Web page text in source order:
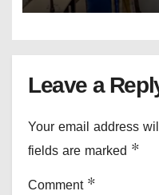
Leave a
Your email address
fields are marked *
Comment *